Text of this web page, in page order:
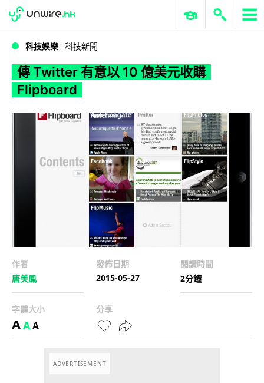
傳 Twitter 有意以 10 億美元收購 Flipboard
WWDC 2026 ERP 與商業 AI
科技娛樂 科技新聞
傳 Twitter 有意以 10 億美元收購
Flipboard
作者
唐美鳳
發佈日期
2015-05-27
閱讀時間
2分鐘
字體大小
AAA
分享
ADVERTISEMENT